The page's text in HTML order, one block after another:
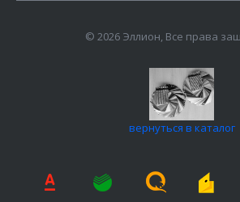
© 2026 Эллион, Все права
вернуться в каталог